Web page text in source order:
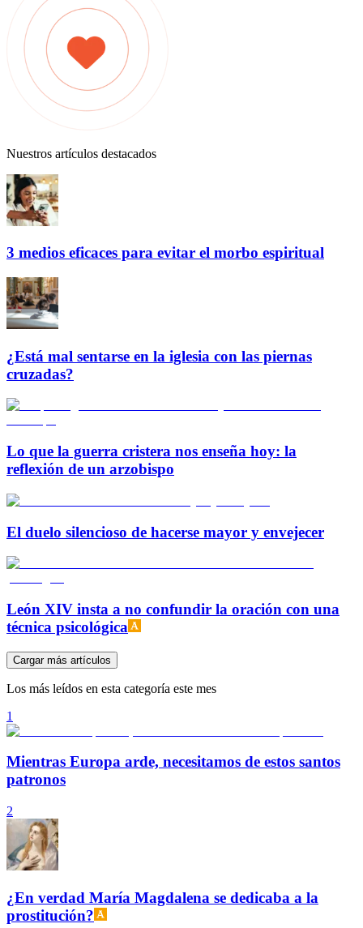
Nuestros artículos destacados
3 medios eficaces para evitar el morbo espiritual
¿Está mal sentarse en la iglesia con las piernas
cruzadas?
Lo que la guerra cristera nos enseña hoy: la
reflexión de un arzobispo
El duelo silencioso de hacerse mayor y envejecer
León XIV insta a no confundir la oración con una
técnica psicológica
Cargar más artículos
Los más leídos en esta categoría este mes
1
Mientras Europa arde, necesitamos de estos santos
patronos
2
¿En verdad María Magdalena se dedicaba a la
prostitución?